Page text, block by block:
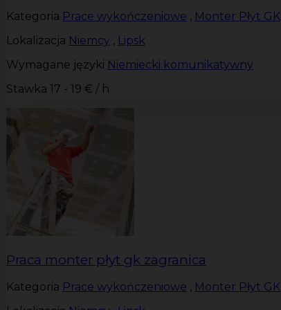
Kategoria Prace wykończeniowe , Monter Płyt GK
Lokalizacja Niemcy , Lipsk
Wymagane języki Niemiecki komunikatywny
Stawka 17 - 19 € / h
Praca monter płyt gk zagranica
Kategoria Prace wykończeniowe , Monter Płyt GK